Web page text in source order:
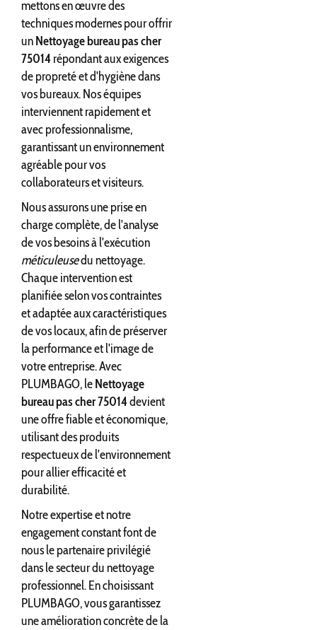
mettons en œuvre des
techniques modernes pour offrir
unNettoyage bureau pas cher
75014 répondant aux exigences
de propreté et d'hygiène dans
vos bureaux. Nos équipes
interviennent rapidement et
avec professionnalisme,
garantissant un environnement
agréable pour vos
collaborateurs et visiteurs.
Nous assurons une prise en
charge complète, de l'analyse
de vos besoins à l'exécution
méticuleusedu nettoyage.
Chaque intervention est
planifiée selon vos contraintes
et adaptée aux caractéristiques
de vos locaux, afin de préserver
la performance et l'image de
votre entreprise. Avec
PLUMBAGO, leNettoyage
bureau pas cher 75014devient
une offre fiable et économique,
utilisant des produits
respectueux de l'environnement
pour allier efficacité et
durabilité.
Notre expertise et notre
engagement constant font de
nous le partenaire privilégié
dans le secteur du nettoyage
professionnel. En choisissant
PLUMBAGO, vous garantissez
une amélioration concrète de la